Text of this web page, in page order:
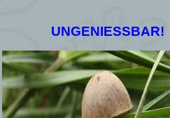
UNGENIESSBAR!